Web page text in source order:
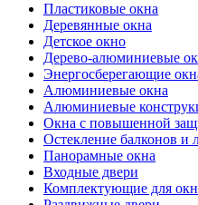
Пластиковые окна
Деревянные окна
Детское окно
Дерево-алюминиевые
Энергосберегающие
Алюминиевые окна
Алюминиевые
Окна с повышенной
Остекление балконов и
Панорамные окна
Входные двери
Комплектующие для